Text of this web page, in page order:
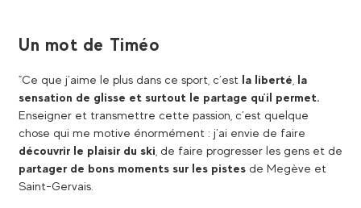
Un mot de Timéo
"Ce que j’aime le plus dans ce sport, c’est la liberté la
sensation de glisse et surtout le partage qu’il permet.
Enseigner et transmettre cette passion, c’est quelque
chose qui me motive énormément : j’ai envie de faire
découvrir le plaisir du ski , de faire progresser les gens et de
partager de bons moments sur les pistes de Megève et
Saint-Gervais.